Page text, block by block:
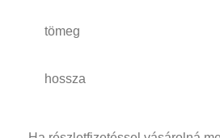
tömeg
hossza